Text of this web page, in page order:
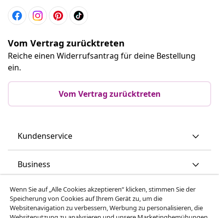
Vom Vertrag zurücktreten
Reiche einen Widerrufsantrag für deine Bestellung
ein.
Vom Vertrag zurücktreten
Kundenservice
Business
vidaXL
Wenn Sie auf „Alle Cookies akzeptieren“ klicken, stimmen Sie der
Speicherung von Cookies auf Ihrem Gerät zu, um die
Websitenavigation zu verbessern, Werbung zu personalisieren, die